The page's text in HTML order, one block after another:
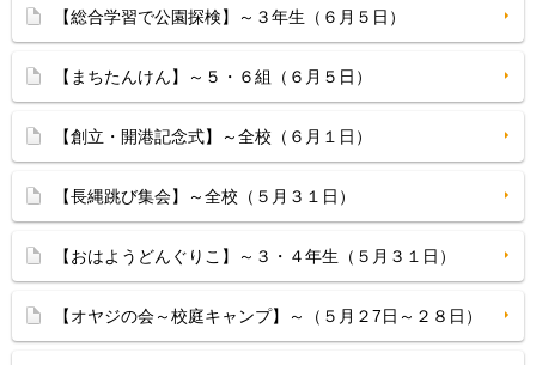
【総合学習で公園探検】～３年生（６月５日）
【まちたんけん】～５・６組（６月５日）
【創立・開港記念式】～全校（６月１日）
【長縄跳び集会】～全校（５月３１日）
【おはようどんぐりこ】～３・４年生（５月３１日）
【オヤジの会～校庭キャンプ】～（５月２7日～２８日）